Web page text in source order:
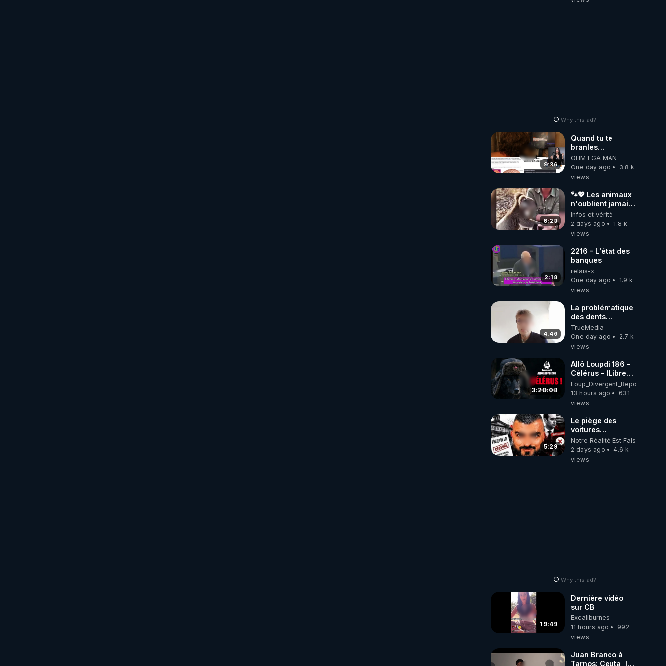
Why this ad?
9:36
Quand tu te
branles
bonhomme tu
émets des ondes
ils ont juste omis
OHM ÉGA MAN
One day ago
3.8 k
views
6:28
🐾💖 Les animaux
n'oublient jamais
ceux qu'ils
aiment… 🥹❤️
Infos et vérité
2 days ago
1.8 k
views
2:18
2216 - L'état des
banques
relais-x
One day ago
1.9 k
views
4:46
La problématique
des dents
dévitalisées et
des implants
TrueMedia
One day ago
2.7 k
views
3:20:08
Allô Loupdi 186 -
Célérus - (Libre
Antenne) - Loup
Divergent
2026.08.06
Loup_Divergent_Reposts
13 hours ago
631
views
5:29
Le piège des
voitures
électriques se
referme sur les
usagers !
Notre Réalité Est Falsifiée Et
2 days ago
4.6 k
views
Why this ad?
19:49
Dernière vidéo
sur CB
Excaliburnes
11 hours ago
992
views
Juan Branco à
Tarnos: Ceuta, le